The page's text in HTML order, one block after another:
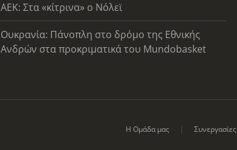
AEK: Στα «κίτρινα» ο Νόλεϊ
Ουκρανία: Πάνοπλη στο δρόμο της Εθνικής
Ανδρών στα προκριματικά του Mundobasket
Η Ομάδα μας Συνεργασίες